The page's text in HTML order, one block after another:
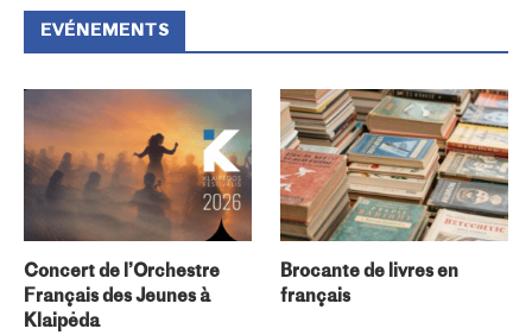
EVÉNEMENTS
Concert de l’Orchestre
Français des Jeunes à
Klaipėda
Brocante de livres en
français